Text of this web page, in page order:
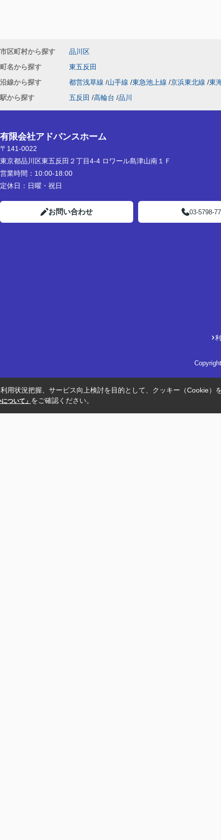
市区町村から探す
品川区
町名から探す
東五反田
沿線から探す
都営浅草線 山手線 東急池上線 京浜東北線 東
駅から探す
五反田 高輪台 品川
有限会社アドバンスホーム
〒141-0022
東京都品川区東五反田２丁目4-4 ロワール島津山南１Ｆ
営業時間： 10:00-18:00
定休日： 日曜・祝日
お問い合わせ 03-5798-
用状況把握、サービス向上検討を目的として、クッキー（Cookie）
ついて」 をご確認ください。